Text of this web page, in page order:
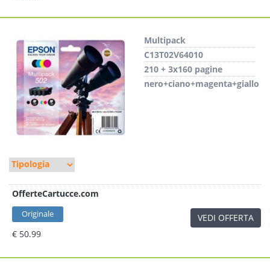
Multipack
C13T02V64010
210 + 3x160 pagine
nero+ciano+magenta+giallo
OfferteCartucce.com
Originale
€ 50.99
VEDI OFFERTA